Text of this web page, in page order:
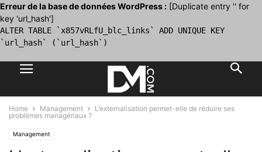
Erreur de la base de données WordPress : [Duplicate entry '' for
key 'url_hash']
ALTER TABLE `x857vRLfU_blc_links` ADD UNIQUE KEY
`url_hash` (`url_hash`)
Home Management
L’externalisation permet-elle de réduire ses
problèmes managériaux ?
Management